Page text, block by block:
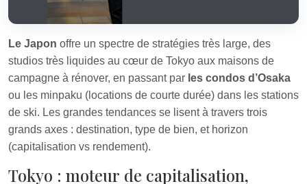
Le Japon offre un spectre de stratégies très large, des
studios très liquides au cœur de Tokyo aux maisons de
campagne à rénover, en passant par les condos d’Osaka
ou les minpaku (locations de courte durée) dans les stations
de ski. Les grandes tendances se lisent à travers trois
grands axes : destination, type de bien, et horizon
(capitalisation vs rendement).
Tokyo : moteur de capitalisation,